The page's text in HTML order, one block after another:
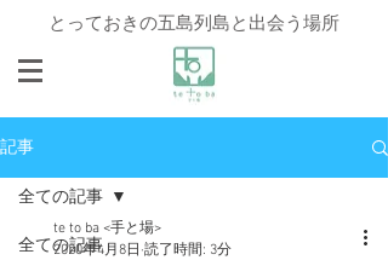
とっておきの五島列島と出会う場所
記事
全ての記事
全ての記事
te to ba <手と場>
2020年4月8日 読了時間: 3分